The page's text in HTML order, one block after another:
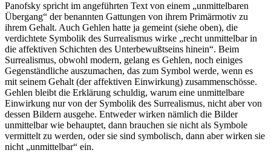
Panofsky spricht im angeführten Text von einem „unmittelbaren
Übergang“ der benannten Gattungen von ihrem Primärmotiv zu
ihrem Gehalt. Auch Gehlen hatte ja gemeint (siehe oben), die
verdichtete Symbolik des Surrealismus wirke „recht unmittelbar in
die affektiven Schichten des Unterbewußtseins hinein“. Beim
Surrealismus, obwohl modern, gelang es Gehlen, noch einiges
Gegenständliche auszumachen, das zum Symbol werde, wenn es
mit seinem Gehalt (der affektiven Einwirkung) zusammenschösse.
Gehlen bleibt die Erklärung schuldig, warum eine unmittelbare
Einwirkung nur von der Symbolik des Surrealismus, nicht aber von
dessen Bildern ausgehe. Entweder wirken nämlich die Bilder
unmittelbar wie behauptet, dann brauchen sie nicht als Symbole
vermittelt zu werden, oder sie sind symbolisch, dann aber wirken sie
nicht „unmittelbar“ ein.